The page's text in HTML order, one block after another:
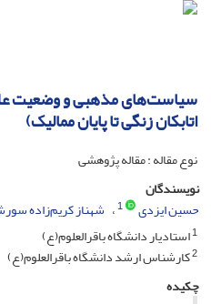
سیاست‌های مذهبی و وضعیت
اتابکان زنگی تا پایان ممالیک)
نوع مقاله : مقاله پژوهشی
نویسندگان
حسین ایزدی
1 شهناز کریم‌زاده
1استادیار دانشگاه باقرالعلوم(ع)
2کارشناس ارشد دانشگاه باقرالعلوم(ع)
چکیده